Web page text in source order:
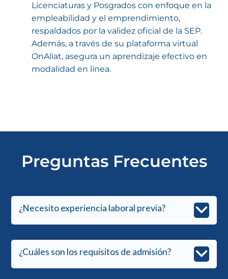
Licenciaturas y Posgrados con enfoque en la
empleabilidad y el emprendimiento,
respaldados por la validez oficial de la SEP.
Además, a través de su plataforma virtual
OnAliat, asegura un aprendizaje efectivo en
modalidad en línea.
Preguntas Frecuentes
¿Necesito experiencia laboral previa?
¿Cuáles son los requisitos de admisión?